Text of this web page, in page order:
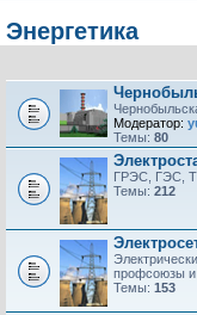
Энергетика
Модератор:
Темы: 80
ГРЭС, ГЭС,
Темы: 212
профсоюзы и
Темы: 153